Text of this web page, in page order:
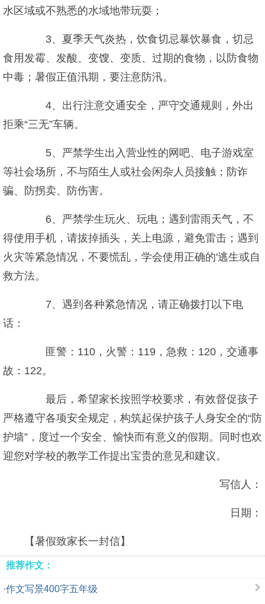
水区域或不熟悉的水域地带玩耍；
3、夏季天气炎热，饮食切忌暴饮暴食，切忌
食用发霉、发酸、变馊、变质、过期的食物，以防食物
中毒；暑假正值汛期，要注意防汛。
4、出行注意交通安全，严守交通规则，外出
拒乘“三无”车辆。
5、严禁学生出入营业性的网吧、电子游戏室
等社会场所，不与陌生人或社会闲杂人员接触；防诈
骗、防拐卖、防伤害。
6、严禁学生玩火、玩电；遇到雷雨天气，不
得使用手机，请拔掉插头，关上电源，避免雷击；遇到
火灾等紧急情况，不要慌乱，学会使用正确的'逃生或自
救方法。
7、遇到各种紧急情况，请正确拨打以下电
话：
匪警：110，火警：119，急救：120，交通事
故：122。
最后，希望家长按照学校要求，有效督促孩子
严格遵守各项安全规定，构筑起保护孩子人身安全的“防
护墙”，度过一个安全、愉快而有意义的假期。同时也欢
迎您对学校的教学工作提出宝贵的意见和建议。
写信人：
日期：
【暑假致家长一封信】
推荐作文：
·作文写景400字五年级